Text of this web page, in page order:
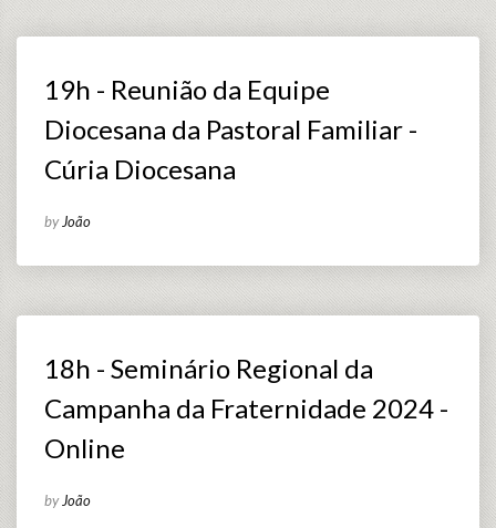
19h - Reunião da Equipe
Diocesana da Pastoral Familiar -
Cúria Diocesana
by João
18h - Seminário Regional da
Campanha da Fraternidade 2024 -
Online
by João